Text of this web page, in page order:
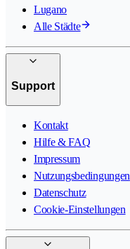
Lugano
Alle Städte
Support
Kontakt
Hilfe & FAQ
Impressum
Nutzungsbedingungen
Datenschutz
Cookie-Einstellungen